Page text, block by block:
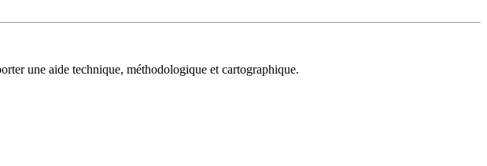
une aide technique, méthodologique et cartographique.